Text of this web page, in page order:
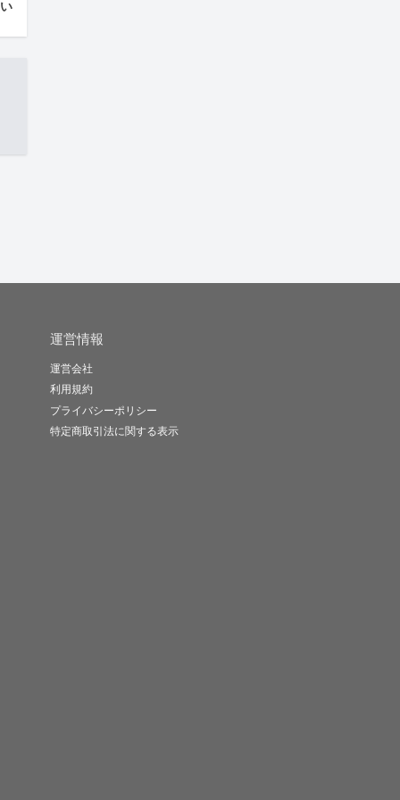
運営情報
運営会社
利用規約
プライバシーポリシー
特定商取引法に関する表示